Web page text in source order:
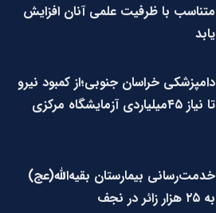
متناسب با ظرفیت علمی آنان افزایش
یابد
دامپزشکی خراسان جنوبی؛از کمبود نیرو
تا نیاز ۴۵میلیاردی آزمایشگاه مرکزی
خدمت‌رسانی بیمارستان بقیه‌الله(عج)
به ۲۵ هزار زائر در نجف